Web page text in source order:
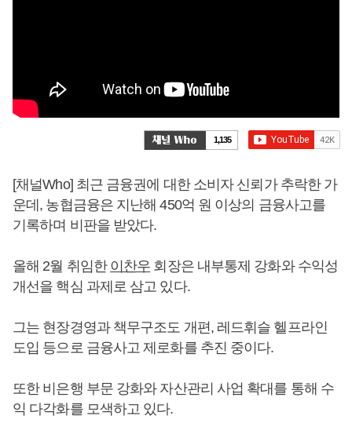
1,135
[채널Who] 최근 금융권에 대한 소비자 신뢰가 추락한 가
운데, 농협금융은 지난해 450억 원 이상의 금융사고를
기록하며 비판을 받았다.
올해 2월 취임한 이찬우 회장은 내부통제 강화와 수익성
개선을 핵심 과제로 삼고 있다.
그는 현장경영과 책무구조도 개편, 레드휘슬 헬프라인
도입 등으로 금융사고 제로화를 추진 중이다.
또한 비은행 부문 강화와 자산관리 사업 확대를 통해 수
익 다각화를 모색하고 있다.